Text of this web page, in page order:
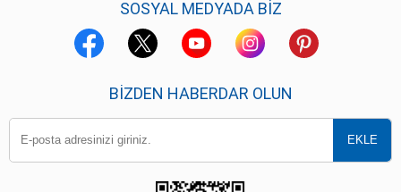
SOSYAL MEDYADA BİZ
BIZDEN HABERDAR OLUN